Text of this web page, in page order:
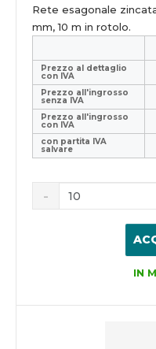
Rete esagonale
mm, 10 m in rotolo.
Prezzo al dettaglio
con IVA
Prezzo all'ingrosso
senza IVA
Prezzo all'ingrosso
con IVA
con partita IVA
salvare
IN